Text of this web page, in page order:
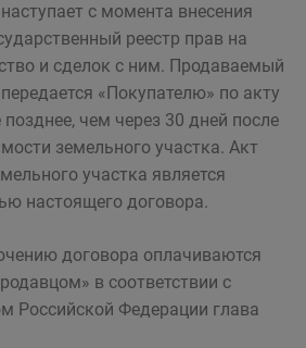
с момента внесения
реестр прав на
и сделок с ним. Продаваемый
«Покупателю» по акту
чем через 30 дней после
земельного участка. Акт
участка является
настоящего договора.
договора оплачиваются
в соответствии с
Российской Федерации глава